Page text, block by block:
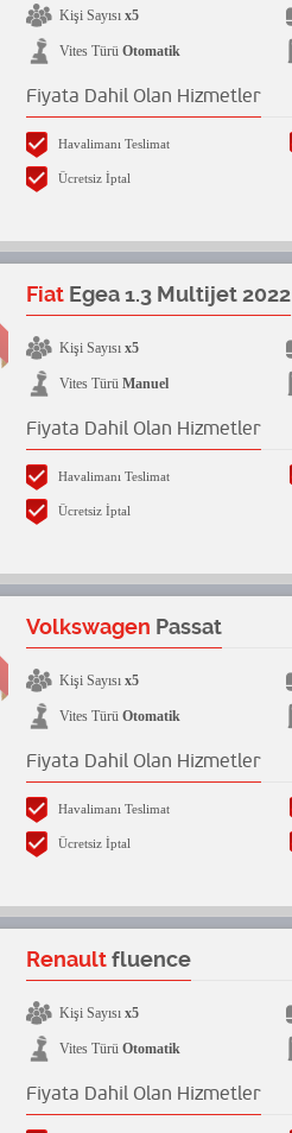
Kişi Sayısı x5
Vites Türü Otomatik
Fiyata Dahil Olan Hizmetler
Havalimanı Teslimat
Ücretsiz İptal
Fiat Egea 1.3 Multijet 2022
Kişi Sayısı x5
Vites Türü Manuel
Fiyata Dahil Olan Hizmetler
Havalimanı Teslimat
Ücretsiz İptal
Volkswagen Passat
Kişi Sayısı x5
Vites Türü Otomatik
Fiyata Dahil Olan Hizmetler
Havalimanı Teslimat
Ücretsiz İptal
Renaultfluence
Kişi Sayısı x5
Vites Türü Otomatik
Fiyata Dahil Olan Hizmetler